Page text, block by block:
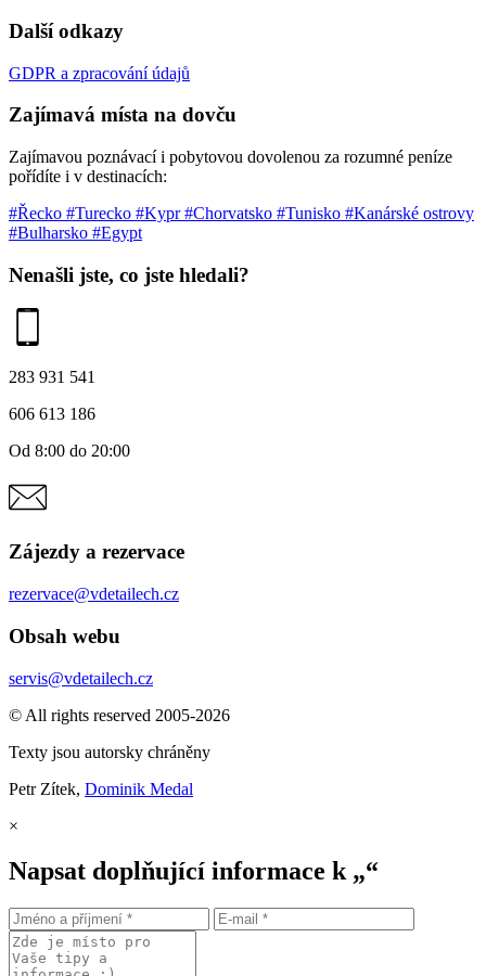
Další odkazy
GDPR a zpracování údajů
Zajímavá místa na dovču
Zajímavou poznávací i pobytovou dovolenou za rozumné peníze
pořídíte i v destinacích:
#Řecko #Turecko #Kypr#Chorvatsko #Tunisko #Kanárské ostrovy
#Bulharsko #Egypt
Nenašli jste, co jste hledali?
283 931 541
606 613 186
Od 8:00 do 20:00
Zájezdy a rezervace
rezervace@vdetailech.cz
Obsah webu
servis@vdetailech.cz
© All rights reserved 2005-2026
Texty jsou autorsky chráněny
Petr Zítek, Dominik Medal
×
Napsat doplňující informace k „“